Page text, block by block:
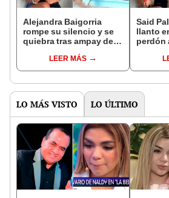
Alejandra Baigorria
rompe su silencio y se
quiebra tras ampay de
en Argentina: "No la
estoy pasando bien"
LEER MÁS
Said
llanto
perdón
"Voy a
LO MÁS VISTO LO ÚLTIMO